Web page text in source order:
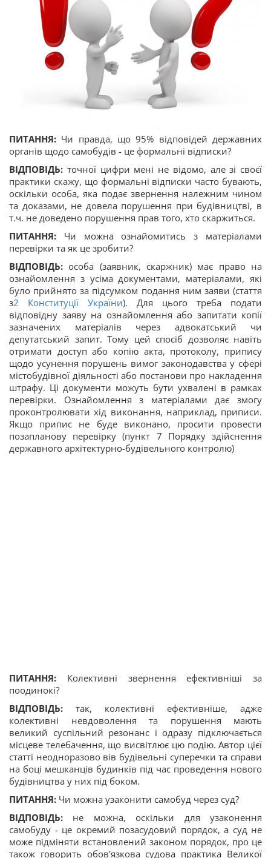
ПИТАННЯ: Чи правда, що 95% відповідей державних
органів щодо самобудів - це формальні відписки?
ВІДПОВІДЬ: точної цифри мені не відомо, але зі своєї
практики скажу, що формальні відписки часто бувають,
оскільки особа, яка подає звернення належним чином
та доказами, не довела порушення при будівництві, в
т.ч. не доведено порушення прав того, хто скаржиться.
ПИТАННЯ: Чи можна ознайомитись з матеріалами
перевірки та як це зробити?
ВІДПОВІДЬ: особа (заявник, скаржник) має право на
ознайомлення з усіма документами, матеріалами, які
було прийнято за підсумком подання ним заяви (стаття
з2 Конституції України). Для цього треба подати
відповідну заяву на ознайомлення або запитати копії
зазначених матеріалів через адвокатський чи
депутатський запит. Тому цей спосіб дозволяє навіть
отримати доступ або копію акта, протоколу, припису
щодо усунення порушень вимог законодавства у сфері
містобудівної діяльності або постанови про накладення
штрафу. Ці документи можуть бути ухвалені в рамках
перевірки. Ознайомлення з матеріалами дає змогу
проконтролювати хід виконання, наприклад, приписи.
Якщо припис не буде виконано, просити провести
позапланову перевірку (пункт 7 Порядку здійснення
державного архітектурно-будівельного контролю)
ПИТАННЯ: Колективні звернення ефективніші за
поодинокі?
ВІДПОВІДЬ: так, колективні ефективніше, адже
колективні невдоволення та порушення мають
великий суспільний резонанс і одразу підключається
місцеве телебачення, що висвітлює цю подію. Автор цієї
статті неодноразово вів будівельні суперечки та справи
на боці мешканців будинків під час проведення нового
будівництва у них під боком.
ПИТАННЯ: Чи можна узаконити самобуд через суд?
ВІДПОВІДЬ: не можна, оскільки для узаконення
самобуду - це окремий позасудовий порядок, а суд не
може підміняти встановлений законом порядок, про це
також говорить обов'язкова судова практика Великої